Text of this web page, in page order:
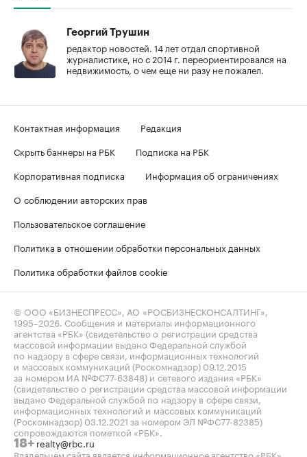
Георгий Трушин
редактор новостей. 14 лет отдал спортивной
журналистике, но с 2014 г. переориентировался на
недвижимость, о чем еще ни разу не пожалел.
Контактная информация
Редакция
Скрыть баннеры на РБК
Подписка на РБК
Корпоративная подписка
Информация об ограничениях
О соблюдении авторских прав
Пользовательское соглашение
Политика в отношении обработки персональных данных
Политика обработки файлов cookie
© ООО «БИЗНЕСПРЕСС», АО «РОСБИЗНЕСКОНСАЛТИНГ»,
1995–2026 . Сообщения и материалы информационного
агентства «РБК» (свидетельство о регистрации средства
массовой информации выдано Федеральной службой
по надзору в сфере связи, информационных технологий
и массовых коммуникаций (Роскомнадзор) 09.12.2015
за номером ИА №ФС77-63848) и сетевого издания «РБК»
(свидетельство о регистрации средства массовой информации
выдано Федеральной службой по надзору в сфере связи,
информационных технологий и массовых коммуникаций
(Роскомнадзор) 03.12.2021 за номером ЭЛ №ФС77-82385)
сопровождаются пометкой «РБК».
18+ realty@rbc.ru
Владельцем сайта является информационное агентство «РБК».